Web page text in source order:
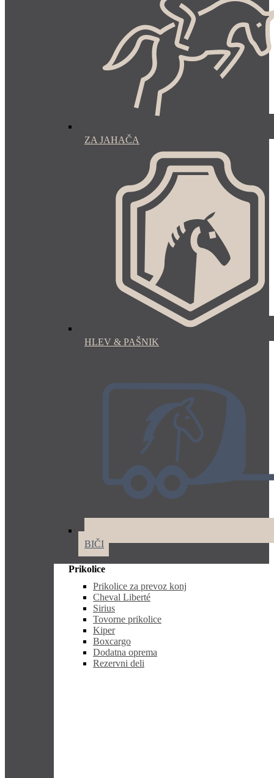
ZA JAHAČA
HLEV & PAŠNIK
BIČI
Prikolice
Prikolice za prevoz konj
Cheval Liberté
Sirius
Tovorne prikolice
Kiper
Boxcargo
Dodatna oprema
Rezervni deli